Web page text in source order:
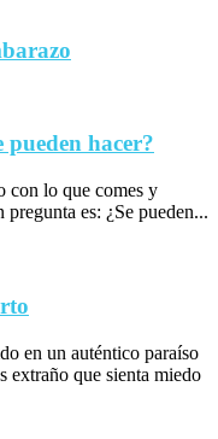
pueden hacer?
con lo que comes y
es: ¿Se pueden...
en un auténtico paraíso
extraño que sienta miedo